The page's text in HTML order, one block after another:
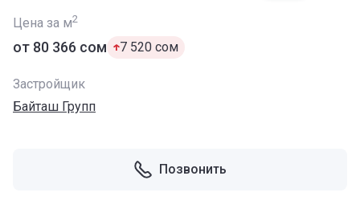
Цена за м2
от ‍80 366 сом ‍7 520 сом
Застройщик
Байташ Групп
Позвонить